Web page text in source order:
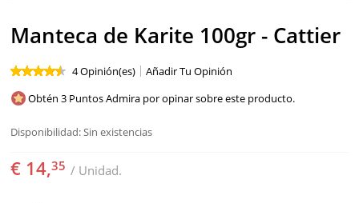
Manteca de Karite 100gr - Cattier
4 Opinión(es)
Añadir Tu Opinión
Obtén 3 Puntos Admira por opinar sobre este producto.
Disponibilidad:Sin existencias
€ 14,35 / Unidad.